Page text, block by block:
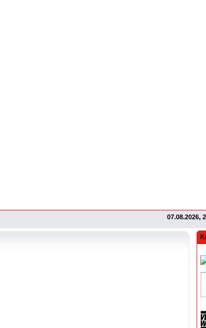
07.08.2026,